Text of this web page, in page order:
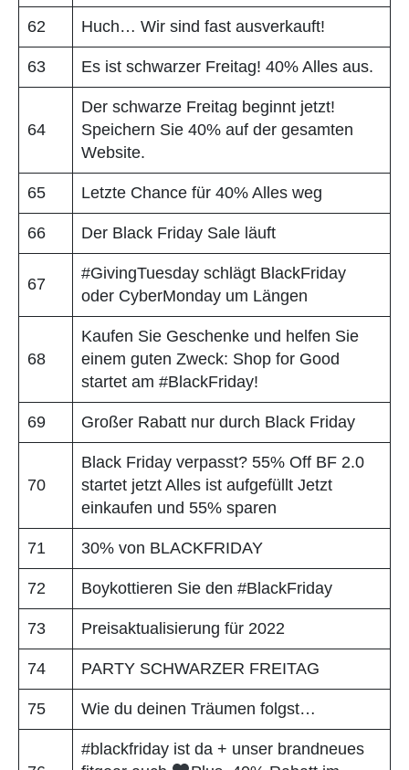
62 Huch… Wir sind fast ausverkauft!
63 Es ist schwarzer Freitag! 40% Alles aus.
64
Der schwarze Freitag beginnt jetzt!
Speichern Sie 40% auf der gesamten
Website.
65 Letzte Chance für 40% Alles weg
66 Der Black Friday Sale läuft
67
#GivingTuesday schlägt BlackFriday
oder CyberMonday um Längen
68
Kaufen Sie Geschenke und helfen Sie
einem guten Zweck: Shop for Good
startet am #BlackFriday!
69 Großer Rabatt nur durch Black Friday
70
Black Friday verpasst? 55% Off BF 2.0
startet jetzt Alles ist aufgefüllt Jetzt
einkaufen und 55% sparen
71 30% von BLACKFRIDAY
72 Boykottieren Sie den #BlackFriday
73 Preisaktualisierung für 2022
74 PARTY SCHWARZER FREITAG
75 Wie du deinen Träumen folgst…
#blackfriday ist da + unser brandneues